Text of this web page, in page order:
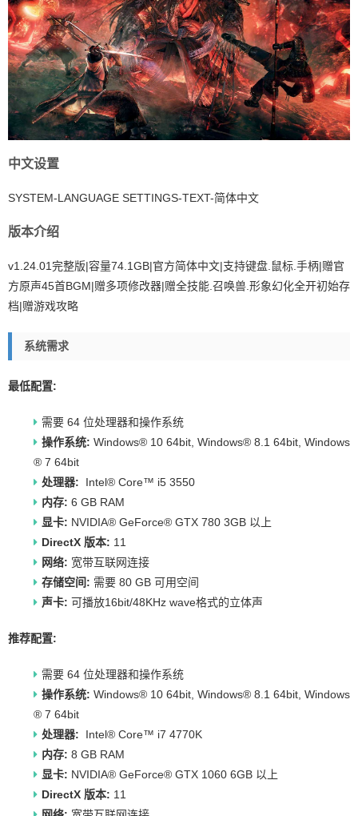
中文设置
SYSTEM-LANGUAGE SETTINGS-TEXT-简体中文
版本介绍
v1.24.01完整版|容量74.1GB|官方简体中文|支持键盘.鼠标.手柄|赠官
方原声45首BGM|赠多项修改器|赠全技能.召唤兽.形象幻化全开初始存
档|赠游戏攻略
系统需求
最低配置:
需要 64 位处理器和操作系统
操作系统: Windows® 10 64bit, Windows® 8.1 64bit, Windows
® 7 64bit
处理器: Intel® Core™ i5 3550
内存: 6 GB RAM
显卡: NVIDIA® GeForce® GTX 780 3GB 以上
DirectX 版本: 11
网络: 宽带互联网连接
存储空间: 需要 80 GB 可用空间
声卡: 可播放16bit/48KHz wave格式的立体声
推荐配置:
需要 64 位处理器和操作系统
操作系统: Windows® 10 64bit, Windows® 8.1 64bit, Windows
® 7 64bit
处理器: Intel® Core™ i7 4770K
内存: 8 GB RAM
显卡: NVIDIA® GeForce® GTX 1060 6GB 以上
DirectX 版本: 11